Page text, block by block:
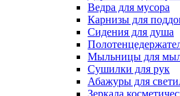
Ведра для мусора
Карнизы для
Сидения для душа
Мыльницы для
Сушилки для рук
Абажуры для
Зеркала